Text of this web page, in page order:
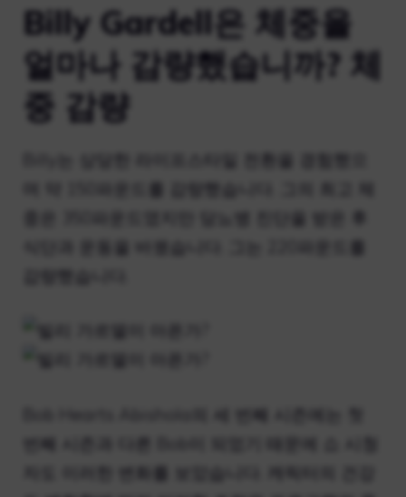
Billy Gardell은 체중을
얼마나 감량했습니까? 체
중 감량
Billy는 상당한 라이프스타일 전환을 경험했으
며 약 150파운드를 감량했습니다. 그의 최고 체
중은 350파운드였지만 당뇨병 진단을 받은 후
식단과 운동을 바꿨습니다. 그는 220파운드를
Bob Hearts Abishola의 세 번째 시즌에는 첫
번째 시즌과 다른 Bob이 되었기 때문에 쇼 시청
자도 이러한 변화를 보았습니다. 캐릭터의 건강